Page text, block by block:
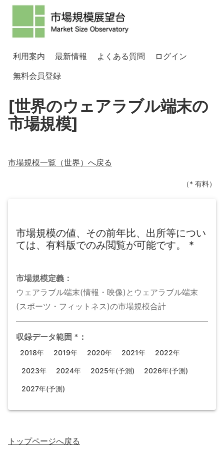
利用案内 最新情報 よくある質問
ログイン
無料会員登録
[世界のウェアラブル端末の
市場規模]
市場規模一覧（世界）へ戻る
（* 有料）
市場規模の値、その前年比、出所等につい
ては、有料版でのみ閲覧が可能です。
*
市場規模定義：
ウェアラブル端末(情報・映像)とウェアラブル端末
(スポーツ・フィットネス)の市場規模合計
収録データ範囲 * ：
2018年 2019年 2020年 2021年 2022年
2023年 2024年 2025年(予測) 2026年(予測)
2027年(予測)
トップページへ戻る